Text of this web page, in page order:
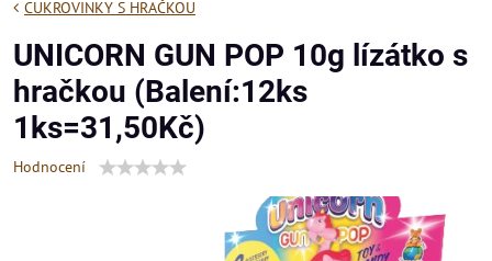
CUKROVINKY S HRAČKOU
UNICORN GUN POP 10g lízátko s
hračkou (Balení:12ks
1ks=31,50Kč)
Hodnocení